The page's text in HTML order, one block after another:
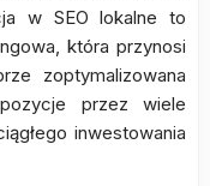
w SEO lokalne to
która przynosi
zoptymalizowana
przez wiele
inwestowania